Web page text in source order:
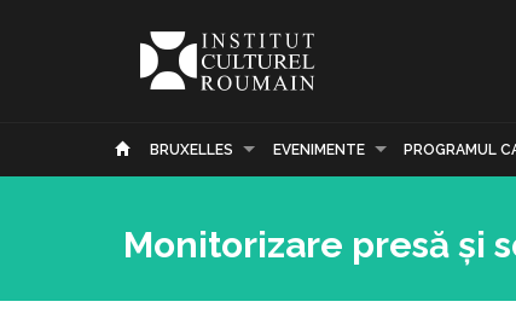
BRUXELLES EVENIMENTE PROGRAMUL
Monitorizare presă și